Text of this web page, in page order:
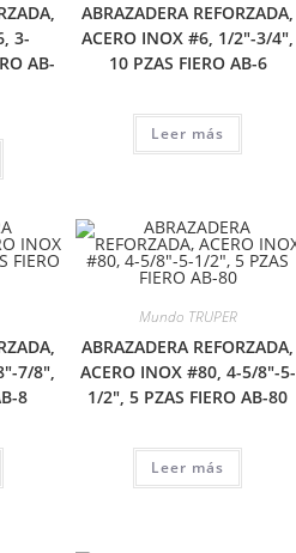
3-
AB-
ABRAZADERA REFORZADA,
ACERO INOX #6, 1/2″-3/4″,
10 PZAS FIERO AB-6
Leer más
7/8″,
8
Mundo TRUPER
ABRAZADERA REFORZADA,
ACERO INOX #80, 4-5/8″-5-
1/2″, 5 PZAS FIERO AB-80
Leer más